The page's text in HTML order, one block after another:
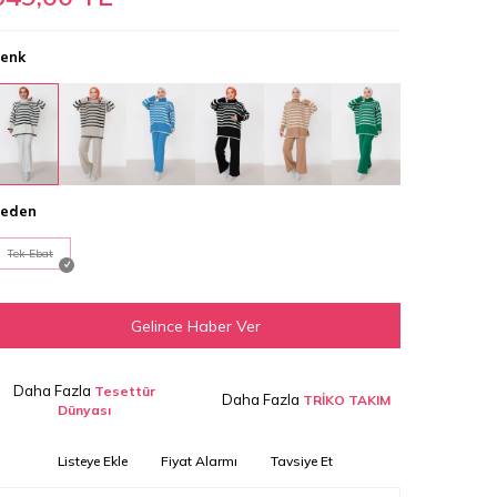
Tek Ebat
Gelince Haber Ver
Daha Fazla Tesettür
Dünyası
Daha Fazla TRİKO TAKIM
Listeye Ekle Fiyat Alarmı Tavsiye Et